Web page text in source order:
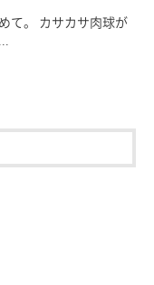
て。 カサカサ肉球が